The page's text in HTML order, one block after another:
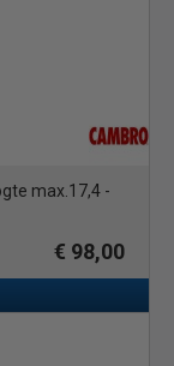
max.17,4 -
€ 98,00